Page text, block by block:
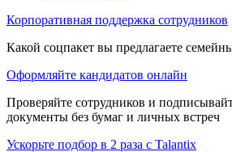
Корпоративная поддержка сотрудников
Какой соцпакет вы предлагаете
Оформляйте кандидатов онлайн
Проверяйте сотрудников и
документы без бумаг и личных встреч
Ускорьте подбор в 2 раза с Talantix